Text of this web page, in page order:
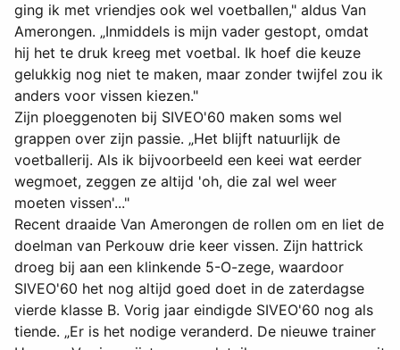
ging ik met vriendjes ook wel voetballen," aldus Van
Amerongen. „Inmiddels is mijn vader gestopt, omdat
hij het te druk kreeg met voetbal. Ik hoef die keuze
gelukkig nog niet te maken, maar zonder twijfel zou ik
anders voor vissen kiezen."
Zijn ploeggenoten bij SIVEO'60 maken soms wel
grappen over zijn passie. „Het blijft natuurlijk de
voetballerij. Als ik bijvoorbeeld een keei wat eerder
wegmoet, zeggen ze altijd 'oh, die zal wel weer
moeten vissen'..."
Recent draaide Van Amerongen de rollen om en liet de
doelman van Perkouw drie keer vissen. Zijn hattrick
droeg bij aan een klinkende 5-O-zege, waardoor
SIVEO'60 het nog altijd goed doet in de zaterdagse
vierde klasse B. Vorig jaar eindigde SIVEO'60 nog als
tiende. „Er is het nodige veranderd. De nieuwe trainer